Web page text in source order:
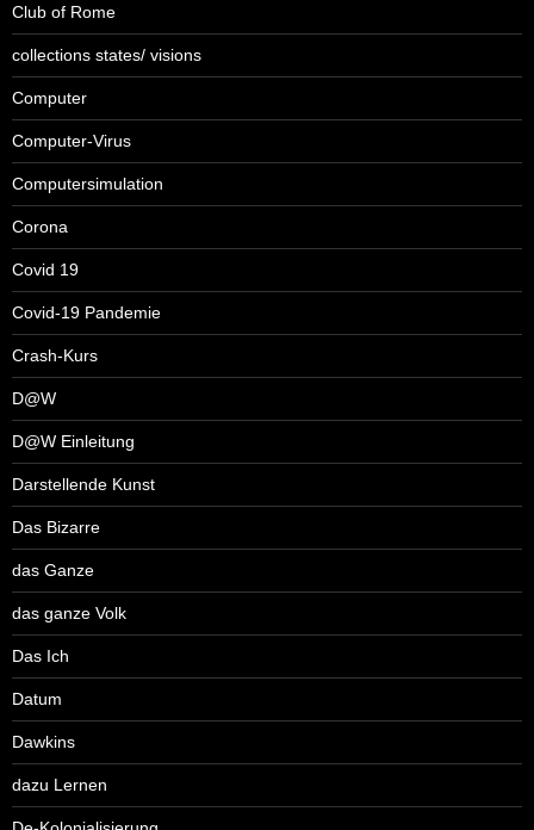
Club of Rome
collections states/ visions
Computer
Computer-Virus
Computersimulation
Corona
Covid 19
Covid-19 Pandemie
Crash-Kurs
D@W
D@W Einleitung
Darstellende Kunst
Das Bizarre
das Ganze
das ganze Volk
Das Ich
Datum
Dawkins
dazu Lernen